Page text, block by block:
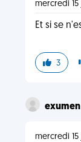
mercredi 15
Et si se
3
exumen
mercredi 15